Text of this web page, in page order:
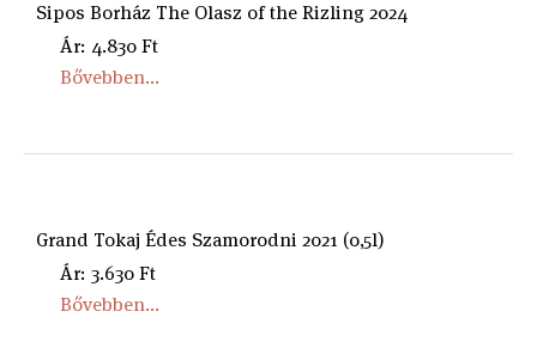
Sipos Borház The Olasz of the Rizling 2024
Ár: 4.830 Ft
Bővebben...
Grand Tokaj Édes Szamorodni 2021 (0,5l)
Ár: 3.630 Ft
Bővebben...